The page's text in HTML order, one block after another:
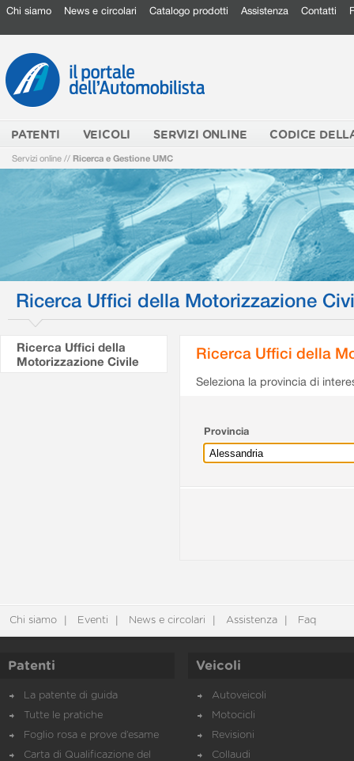
Chi siamo News e circolari Catalogo prodotti Assistenza Contatti
PATENTI VEICOLI SERVIZI ONLINE CODICE
Servizi online // Ricerca e Gestione UMC
Ricerca Uffici della Motorizzazione
Ricerca Uffici della
Motorizzazione Civile
Ricerca Uffici della
Seleziona la provincia di
Provincia
Chi siamo Eventi News e circolari Assistenza Faq
Patenti
La patente di guida
Tutte le pratiche
Foglio rosa e prove d’esame
Carta di Qualificazione del
Veicoli
Autoveicoli
Motocicli
Revisioni
Collaudi